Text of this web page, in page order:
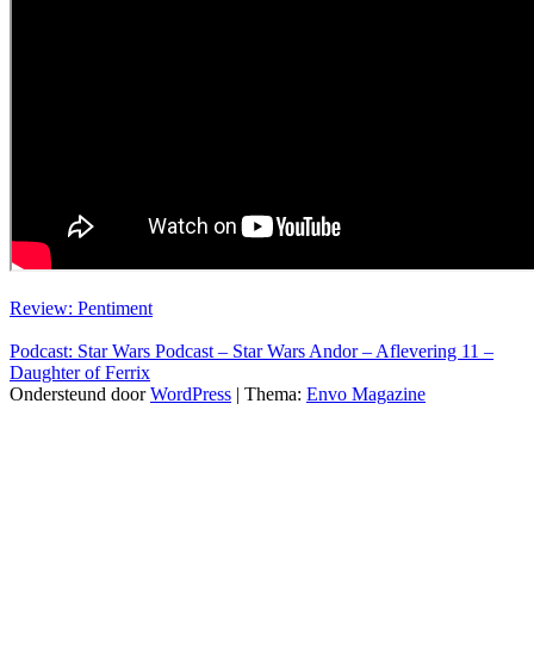
Review: Pentiment
Podcast: Star Wars Podcast – Star Wars Andor – Aflevering 11 –
Daughter of Ferrix
Ondersteund doorWordPress | Thema: Envo Magazine